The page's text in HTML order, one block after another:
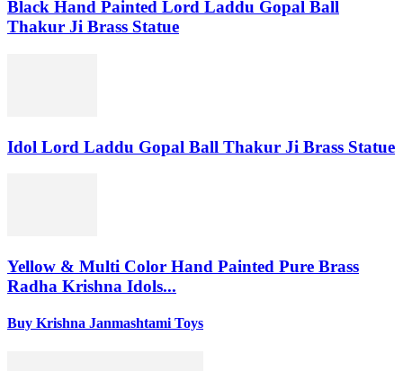
Black Hand Painted Lord Laddu Gopal Ball
Thakur Ji Brass Statue
Idol Lord Laddu Gopal Ball Thakur Ji Brass Statue
Yellow & Multi Color Hand Painted Pure Brass
Radha Krishna Idols...
Buy Krishna Janmashtami Toys